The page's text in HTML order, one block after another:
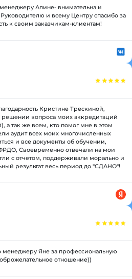
Алине- внимательна и
и всему Центру спасибо за
к своим заказчикам-клиентам!
Кристине Трескиной,
решении вопроса моих аккредитаций
а так же всем, кто помог мне в этом
аудит всех моих многочисленных
и все документы об обучении,
Своевременно отвечали на мои
с отчетом, поддерживали морально и
результат весь период до "СДАНО"!
менеджеру Яне за профессиональную
отношение))